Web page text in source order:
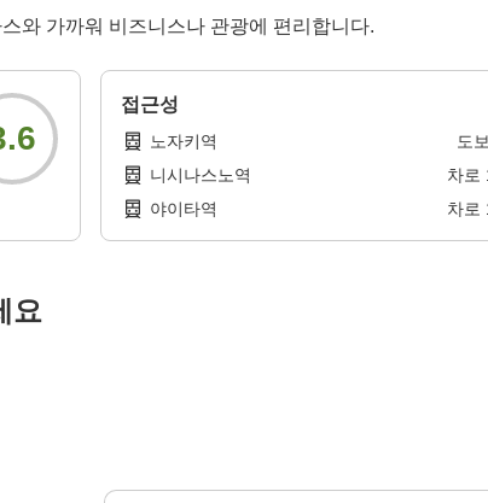
와 가까워 비즈니스나 관광에 편리합니다.
접근성
노자키역 도보
니시나스노역
차로
야이타역
차로
요